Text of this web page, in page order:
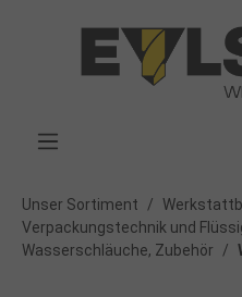
Unser Sortiment /
Verpackungstechnik und
Wasserschläuche, Zubehör
/